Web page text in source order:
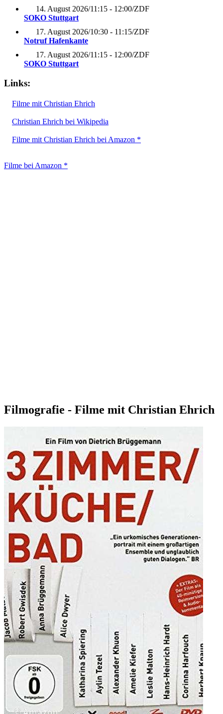
14. August 2026/11:15 - 12:00/ZDF
SOKO Stuttgart
17. August 2026/10:30 - 11:15/ZDF
Notruf Hafenkante
17. August 2026/11:15 - 12:00/ZDF
SOKO Stuttgart
Links:
Filme mit Christian Ehrich
Christian Ehrich bei Wikipedia
Filme mit Christian Ehrich bei Amazon *
Filme bei Amazon *
Filmografie - Filme mit Christian Ehrich